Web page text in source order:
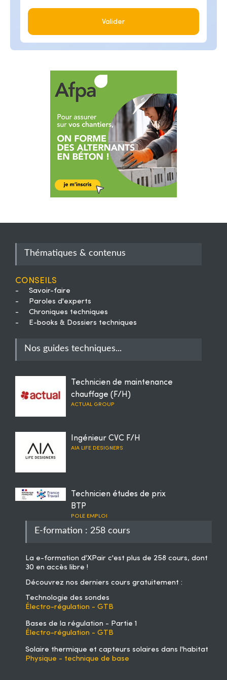
Valider
Thématiques & contenus
Conseils
-
Savoir-faire
-
Paroles d'experts
-
Chroniques techniques
-
E-books & Dossiers techniques
Nos guides techniques...
Technicien de maintenance
chauffage (F/H)
ACTUAL GROUP
Ingénieur CVC F/H
AIA LIFE DESIGNERS
Technicien études de prix
BTP
POLE EMPLOI
E-formation : 258 cours
La e-formation d'XPair c'est plus de 258 cours, dont
30 en accès libre !
Découvrez nos derniers cours gratuitement :
Technologie des sondes
Électro-régulation - GTB
Bases de la régulation - Partie 1
Électro-régulation - GTB
Solaire thermique et capteurs solaires dans l'habitat
Physique - technique de base